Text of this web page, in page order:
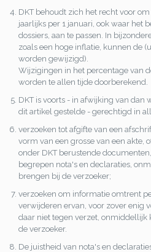
DKT behoudt zich het recht voor
jaarlijks per 1 januari, ook waar het
dossiers, aan te passen. In
zoals een hoge inflatie, kunnen de
worden gewijzigd).
Wijzigingen in het percentage van
worden te allen tijde doorberekend.
DKT is voorts - in afwijking van dan
dit artikel gestelde - gerechtigd in
verzoeken tot afgifte van een
vorm van een grosse van een akte,
onder DKT berustende
begrepen nota's en declaraties,
brengen bij de verzoeker;
verzoeken om informatie omtrent
verwijderen ervan, voor zover enig
daar niet tegen verzet, onmiddellijk
de verzoeker.
De juistheid van nota's en